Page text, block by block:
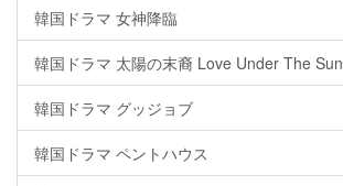
韓国ドラマ 女神降臨
韓国ドラマ 太陽の末裔 Love Under The Sun
韓国ドラマ グッジョブ
韓国ドラマ ペントハウス